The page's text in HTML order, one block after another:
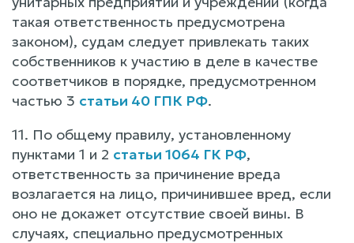
такая ответственность предусмотрена
законом), судам следует привлекать таких
собственников к участию в деле в качестве
соответчиков в порядке, предусмотренном
частью 3 статьи 40 ГПК РФ.
11. По общему правилу, установленному
пунктами 1 и 2 статьи 1064 ГК РФ,
ответственность за причинение вреда
возлагается на лицо, причинившее вред, если
оно не докажет отсутствие своей вины. В
случаях, специально предусмотренных